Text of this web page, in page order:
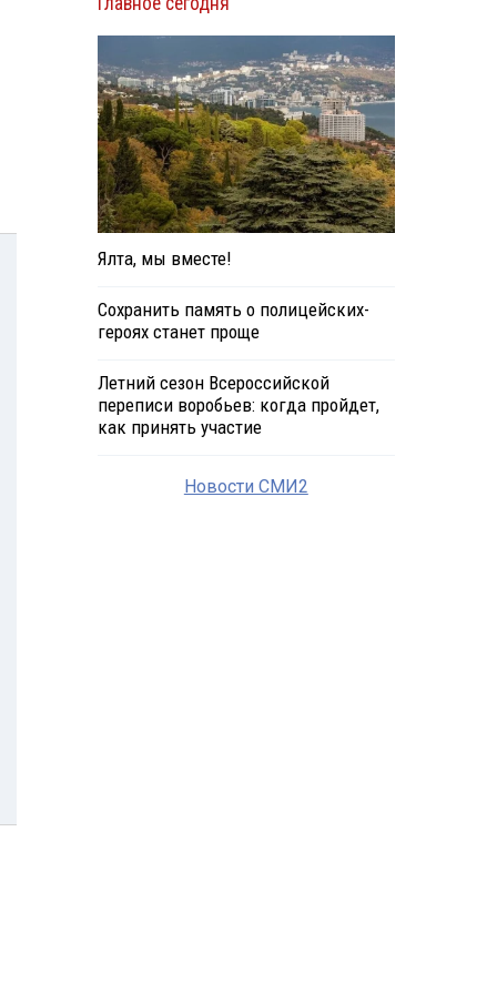
Ялта, мы вместе!
Сохранить память о полицейских-
героях станет проще
Летний сезон Всероссийской
переписи воробьев: когда пройдет,
как принять участие
Новости СМИ2